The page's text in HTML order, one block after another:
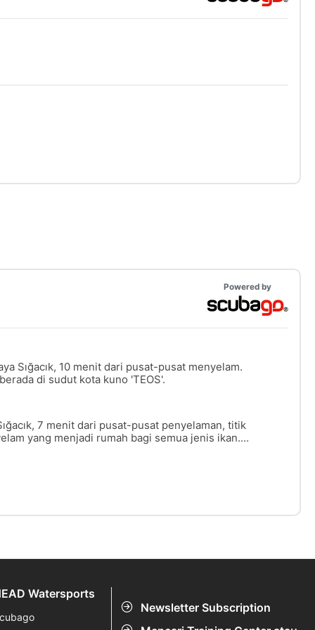
Powered by
Sığacık, 10 menit dari pusat-pusat menyelam.
di sudut kota kuno 'TEOS'.
7 menit dari pusat-pusat penyelaman, titik
yang menjadi rumah bagi semua jenis ikan.
Newsletter Subscription
Watersports